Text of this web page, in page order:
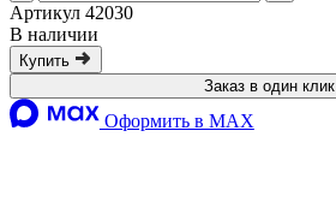
Артикул 42030
В наличии
Купить
Заказ в один клик
Оформить в MAX